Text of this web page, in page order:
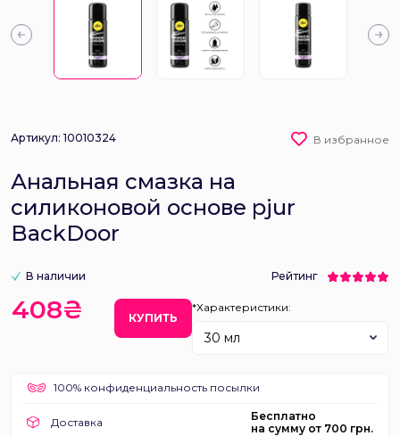
Артикул: 10010324 В избранное
Анальная смазка на
силиконовой основе pjur
BackDoor
В наличии Рейтинг
408₴ КУПИТЬ
*Характеристики:
30 мл
100% конфиденциальность посылки
Доставка
Бесплатно
на сумму от 700 грн.